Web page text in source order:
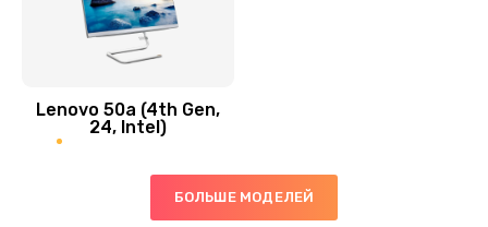
450 руб.
Ремонт цепей питания платы
Lenovo 50a (4th Gen,
24, Intel)
БОЛЬШЕ МОДЕЛЕЙ